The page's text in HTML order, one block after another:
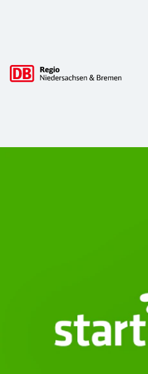
Start Unterelbe
Ab August 2026 ist Start Teil